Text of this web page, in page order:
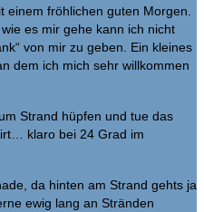
fröhlichen guten Morgen.
es mir gehe kann ich nicht
von mir zu geben. Ein kleines
dem ich mich sehr willkommen
Strand hüpfen und tue das
klaro bei 24 Grad im
da hinten am Strand gehts ja
ewig lang an Stränden